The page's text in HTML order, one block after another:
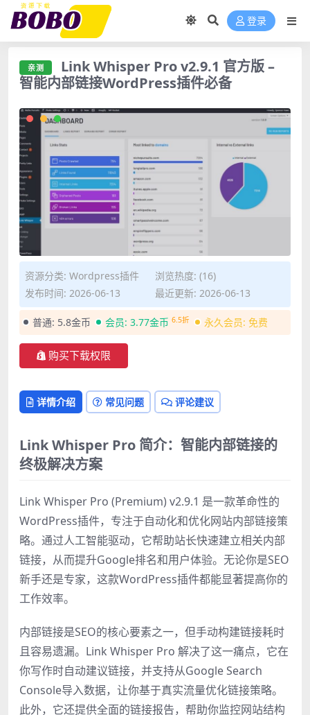
登录
亲测
Link Whisper Pro v2.9.1 官方版 –
智能内部链接WordPress插件必备
资源分类: Wordpress插件
浏览热度: (16)
发布时间: 2026-06-13
最近更新: 2026-06-13
普通: 5.8金币 会员: 3.77金币 6.5折 永久会员: 免费
购买下载权限
详情介绍 常见问题 评论建议
Link Whisper Pro 简介：智能内部链接的
终极解决方案
Link Whisper Pro (Premium) v2.9.1 是一款革命性的
WordPress插件，专注于自动化和优化网站内部链接策
略。通过人工智能驱动，它帮助站长快速建立相关内部
链接，从而提升Google排名和用户体验。无论你是SEO
新手还是专家，这款WordPress插件都能显著提高你的
工作效率。
内部链接是SEO的核心要素之一，但手动构建链接耗时
且容易遗漏。Link Whisper Pro 解决了这一痛点，它在
你写作时自动建议链接，并支持从Google Search
Console导入数据，让你基于真实流量优化链接策略。
此外，它还提供全面的链接报告，帮助你监控网站结构